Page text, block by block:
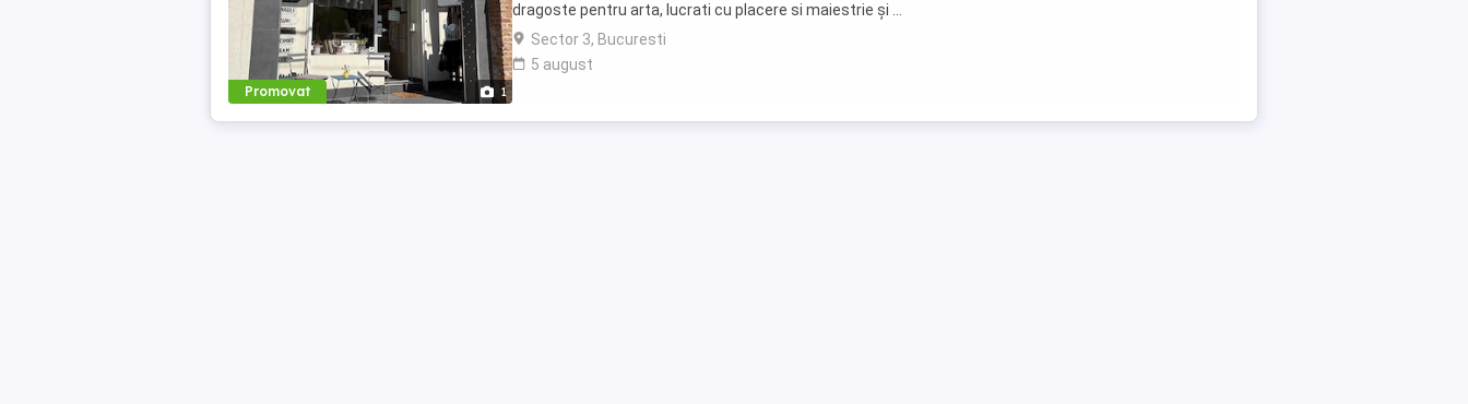
Promovat 1
dragoste pentru arta, lucrati cu placere si maiestrie și ...
Sector 3, Bucuresti
5 august